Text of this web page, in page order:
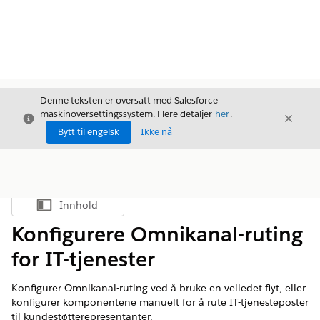
Avslutt
Denne teksten er oversatt med Salesforce
maskinoversettingssystem. Flere detaljer her.
Bytt til engelsk
Ikke nå
Avslutt
Vis innholdsfortegnelse
Innhold
Konfigurere Omnikanal-ruting
for IT-tjenester
Konfigurer Omnikanal-ruting ved å bruke en veiledet flyt, eller
konfigurer komponentene manuelt for å rute IT-tjenesteposter
til kundestøtterepresentanter.